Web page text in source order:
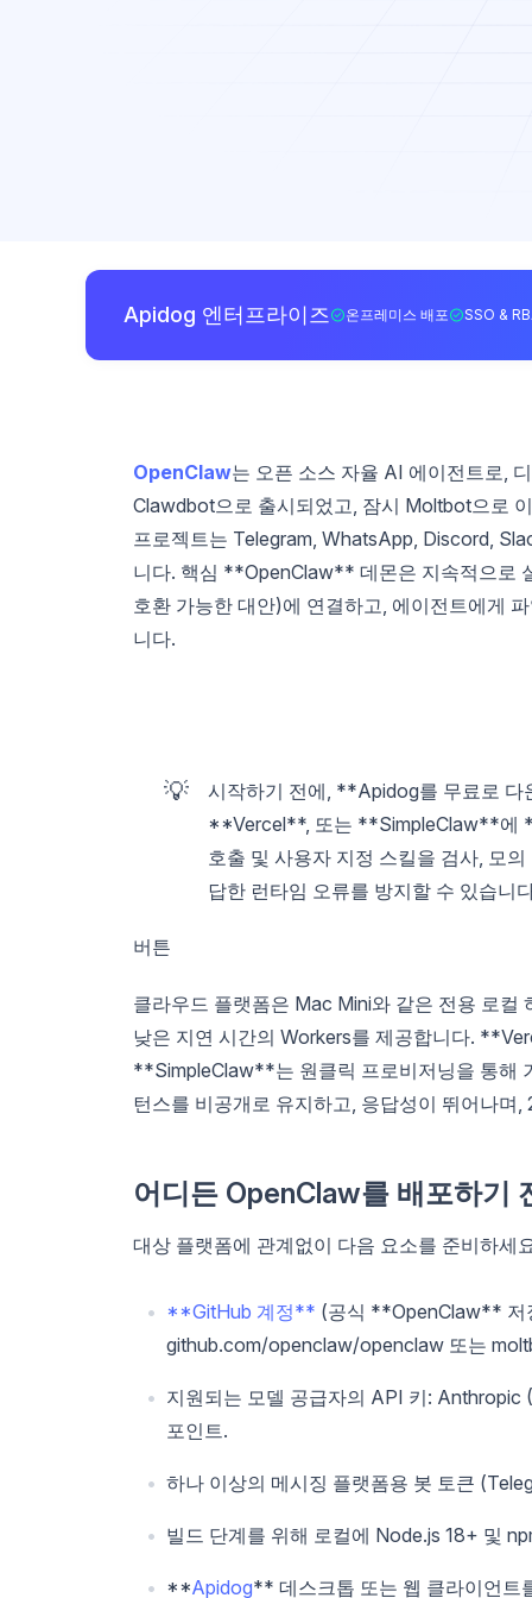
Apidog 엔터프라이즈 온프레미스 배포 SSO &
OpenClaw는 오픈 소스 자율 AI 에이전트로,
Clawdbot으로 출시되었고, 잠시 Moltbot으로
프로젝트는 Telegram, WhatsApp, Discord,
니다. 핵심 **OpenClaw** 데몬은 지속적으로
호환 가능한 대안)에 연결하고, 에이전트에게
니다.
💡
시작하기 전에, **Apidog를 무료로
**Vercel**, 또는 **SimpleClaw**에
호출 및 사용자 지정 스킬을 검사, 모
답한 런타임 오류를 방지할 수 있습니
버튼
클라우드 플랫폼은 Mac Mini와 같은 전용 로
낮은 지연 시간의 Workers를 제공합니다.
**SimpleClaw**는 원클릭 프로비저닝을 통해
턴스를 비공개로 유지하고, 응답성이 뛰어나며
어디든 OpenClaw를 배포하기
대상 플랫폼에 관계없이 다음 요소를 준비하세
**GitHub 계정** (공식 **OpenClaw** 저
github.com/openclaw/openclaw 또는
지원되는 모델 공급자의 API 키:
포인트.
하나 이상의 메시징 플랫폼용 봇 토큰
빌드 단계를 위해 로컬에 Node.js 18+ 및
**Apidog** 데스크톱 또는 웹 클라이언